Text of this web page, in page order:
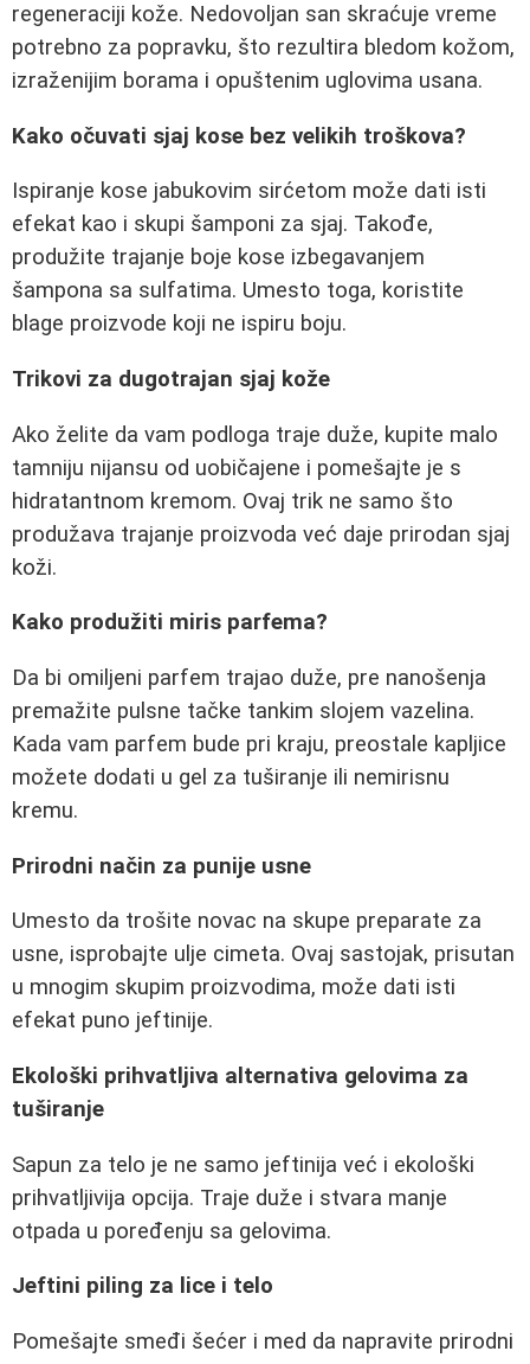
regeneraciji kože. Nedovoljan san skraćuje vreme
potrebno za popravku, što rezultira bledom kožom,
izraženijim borama i opuštenim uglovima usana.
Kako očuvati sjaj kose bez velikih troškova?
Ispiranje kose jabukovim sirćetom može dati isti
efekat kao i skupi šamponi za sjaj. Takođe,
produžite trajanje boje kose izbegavanjem
šampona sa sulfatima. Umesto toga, koristite
blage proizvode koji ne ispiru boju.
Trikovi za dugotrajan sjaj kože
Ako želite da vam podloga traje duže, kupite malo
tamniju nijansu od uobičajene i pomešajte je s
hidratantnom kremom. Ovaj trik ne samo što
produžava trajanje proizvoda već daje prirodan sjaj
koži.
Kako produžiti miris parfema?
Da bi omiljeni parfem trajao duže, pre nanošenja
premažite pulsne tačke tankim slojem vazelina.
Kada vam parfem bude pri kraju, preostale kapljice
možete dodati u gel za tuširanje ili nemirisnu
kremu.
Prirodni način za punije usne
Umesto da trošite novac na skupe preparate za
usne, isprobajte ulje cimeta. Ovaj sastojak, prisutan
u mnogim skupim proizvodima, može dati isti
efekat puno jeftinije.
Ekološki prihvatljiva alternativa gelovima za
tuširanje
Sapun za telo je ne samo jeftinija već i ekološki
prihvatljivija opcija. Traje duže i stvara manje
otpada u poređenju sa gelovima.
Jeftini piling za lice i telo
Pomešajte smeđi šećer i med da napravite prirodni